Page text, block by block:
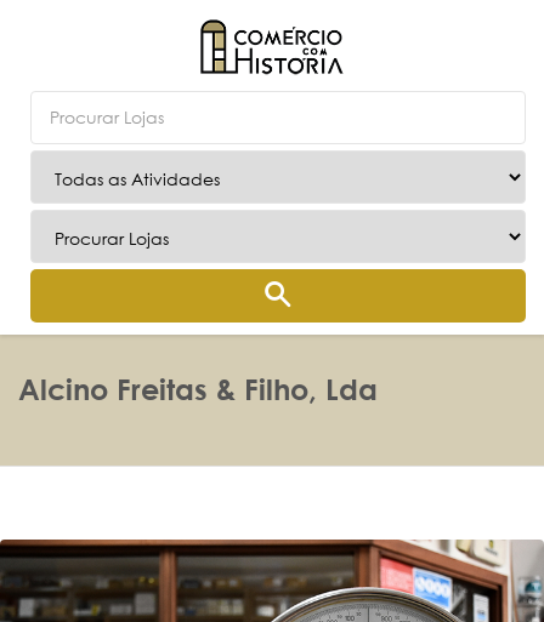
Alcino Freitas & Filho, Lda